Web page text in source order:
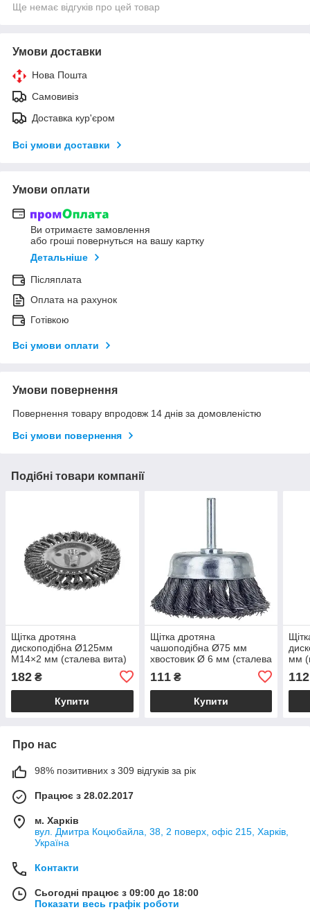
Ще немає відгуків про цей товар
Умови доставки
Нова Пошта
Самовивіз
Доставка кур'єром
Всі умови доставки
Умови оплати
Ви отримаєте замовлення
або гроші повернуться на вашу картку
Детальніше
Післяплата
Оплата на рахунок
Готівкою
Всі умови оплати
Умови повернення
Повернення товару впродовж 14 днів за домовленістю
Всі умови повернення
Подібні товари компанії
Щітка дротяна
дископодібна Ø125мм
М14×2 мм (сталева вита)
182 ₴
Купити
Щітка дротяна
чашоподібна Ø75 мм
хвостовик Ø 6 мм (сталева
111₴
Купити
мм
112
Про нас
98% позитивних з 309 відгуків за рік
Працює з 28.02.2017
м. Харків
вул. Дмитра Коцюбайла, 38, 2 поверх, офіс 215, Харків,
Україна
Контакти
Сьогодні працює з 09:00 до 18:00
Показати весь графік роботи